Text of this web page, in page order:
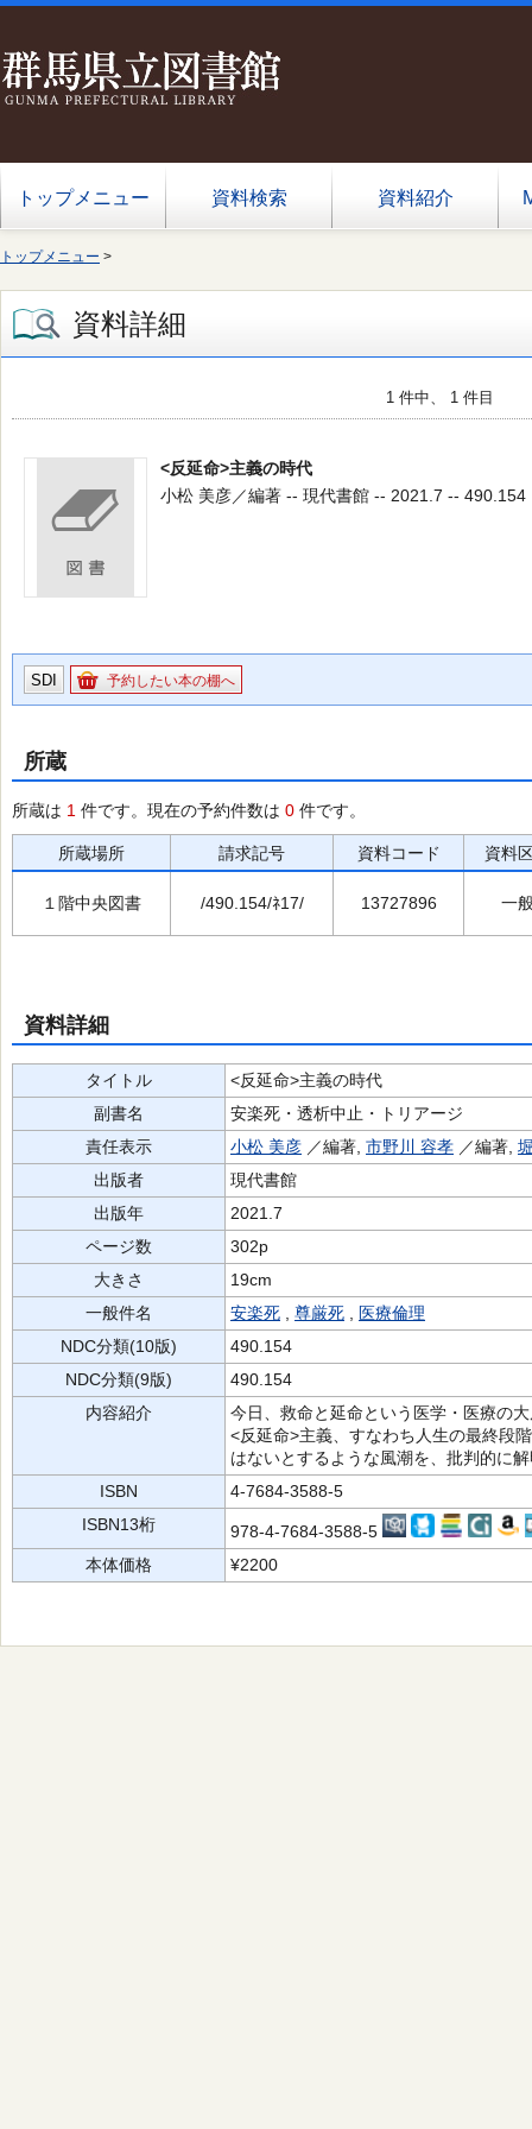
トップメニュー 資料検索 資料紹介
トップメニュー >
資料詳細
1 件中、 1 件目
<反延命>主義の時代
小松 美彦／編著 -- 現代書館 -- 2021.7 -- 490.154
SDI 予約したい本の棚へ
所蔵
所蔵は 1 件です。現在の予約件数は 0 件です。
所蔵場所 請求記号 資料コード 資料
１階中央図書 /490.154/ﾈ17/ 13727896 一
資料詳細
タイトル
<反延命>主義の時代
副書名
安楽死・透析中止・トリアージ
責任表示
小松 美彦 ／編著, 市野川 容孝 ／編著,
出版者
現代書館
出版年
2021.7
ページ数
302p
大きさ
19cm
一般件名
安楽死 尊厳死
医療倫理
NDC分類(10版)
490.154
NDC分類(9版)
490.154
内容紹介
今日、救命と延命という医学・医療の
<反延命>主義、すなわち人生の最終段
はないとするような風潮を、批判的に
ISBN
4-7684-3588-5
ISBN13桁
978-4-7684-3588-5
本体価格
¥2200